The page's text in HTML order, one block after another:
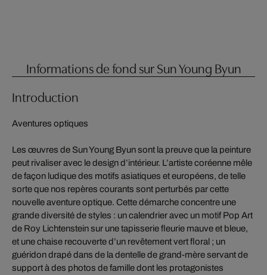
Informations de fond sur Sun Young Byun
Introduction
Aventures optiques
Les œuvres de Sun Young Byun sont la preuve que la peinture
peut rivaliser avec le design d’intérieur. L’artiste coréenne mêle
de façon ludique des motifs asiatiques et européens, de telle
sorte que nos repères courants sont perturbés par cette
nouvelle aventure optique. Cette démarche concentre une
grande diversité de styles : un calendrier avec un motif Pop Art
de Roy Lichtenstein sur une tapisserie fleurie mauve et bleue,
et une chaise recouverte d’un revêtement vert floral ; un
guéridon drapé dans de la dentelle de grand-mère servant de
support à des photos de famille dont les protagonistes